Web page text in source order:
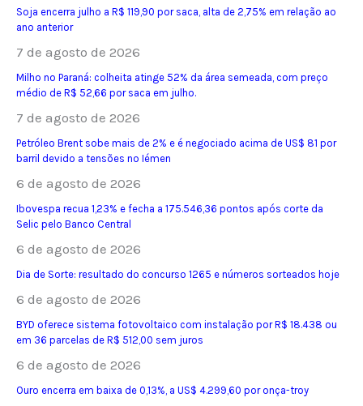
Soja encerra julho a R$ 119,90 por saca, alta de 2,75% em relação ao
ano anterior
7 de agosto de 2026
Milho no Paraná: colheita atinge 52% da área semeada, com preço
médio de R$ 52,66 por saca em julho.
7 de agosto de 2026
Petróleo Brent sobe mais de 2% e é negociado acima de US$ 81 por
barril devido a tensões no Iémen
6 de agosto de 2026
Ibovespa recua 1,23% e fecha a 175.546,36 pontos após corte da
Selic pelo Banco Central
6 de agosto de 2026
Dia de Sorte: resultado do concurso 1265 e números sorteados hoje
6 de agosto de 2026
BYD oferece sistema fotovoltaico com instalação por R$ 18.438 ou
em 36 parcelas de R$ 512,00 sem juros
6 de agosto de 2026
Ouro encerra em baixa de 0,13%, a US$ 4.299,60 por onça-troy